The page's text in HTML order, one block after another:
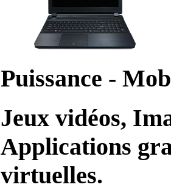
Puissance -
Jeux vidéos,
Applications
virtuelles.